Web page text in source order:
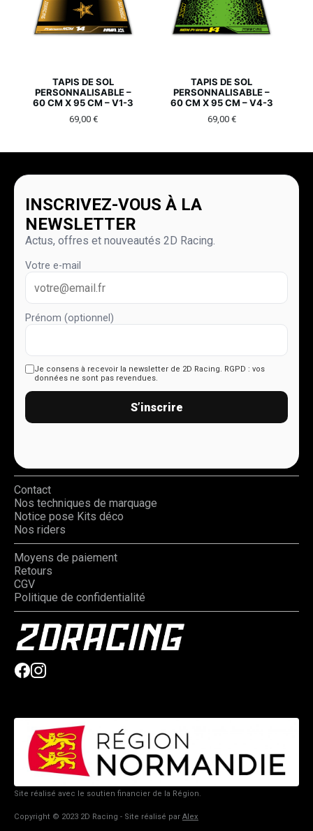
TAPIS DE SOL
PERSONNALISABLE –
60 CM X 95 CM – V1-3
69,00 €
TAPIS DE SOL
PERSONNALISABLE –
60 CM X 95 CM – V4-3
69,00 €
INSCRIVEZ-VOUS À LA
NEWSLETTER
Actus, offres et nouveautés 2D Racing.
Votre e-mail
Prénom (optionnel)
Je consens à recevoir la newsletter de 2D Racing. RGPD : vos
données ne sont pas revendues.
S’inscrire
Contact
Nos techniques de marquage
Notice pose Kits déco
Nos riders
Moyens de paiement
Retours
CGV
Politique de confidentialité
Site réalisé avec le soutien financier de la Région.
Copyright © 2023 2D Racing - Site réalisé par Alex